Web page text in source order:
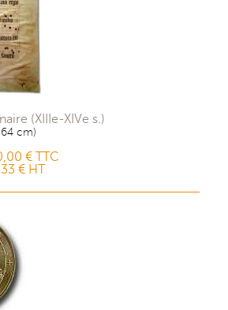
(XIIIe-XIVe s.)
cm)
€ TTC
€ HT